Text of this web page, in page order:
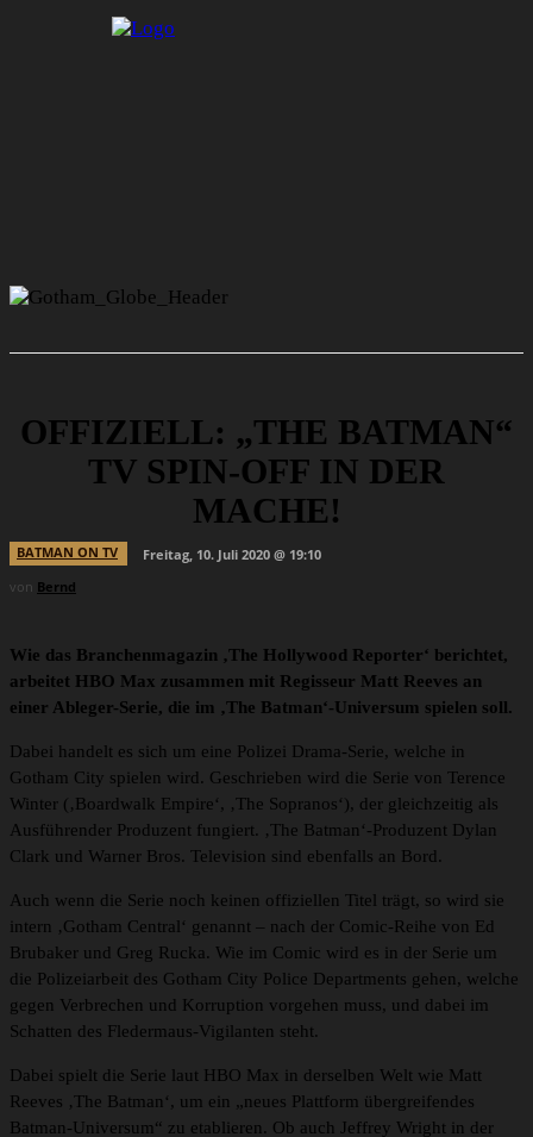
OFFIZIELL: „THE BATMAN“
TV SPIN-OFF IN DER
MACHE!
BATMAN ON TV
Freitag, 10. Juli 2020 @ 19:10
von Bernd
Wie das Branchenmagazin ‚The Hollywood Reporter‘ berichtet,
arbeitet HBO Max zusammen mit Regisseur Matt Reeves an
einer Ableger-Serie, die im ‚The Batman‘-Universum spielen soll.
Dabei handelt es sich um eine Polizei Drama-Serie, welche in
Gotham City spielen wird. Geschrieben wird die Serie von Terence
Winter (‚Boardwalk Empire‘, ‚The Sopranos‘), der gleichzeitig als
Ausführender Produzent fungiert. ‚The Batman‘-Produzent Dylan
Clark und Warner Bros. Television sind ebenfalls an Bord.
Auch wenn die Serie noch keinen offiziellen Titel trägt, so wird sie
intern ‚Gotham Central‘ genannt – nach der Comic-Reihe von Ed
Brubaker und Greg Rucka. Wie im Comic wird es in der Serie um
die Polizeiarbeit des Gotham City Police Departments gehen, welche
gegen Verbrechen und Korruption vorgehen muss, und dabei im
Schatten des Fledermaus-Vigilanten steht.
Dabei spielt die Serie laut HBO Max in derselben Welt wie Matt
Reeves ‚The Batman‘, um ein „neues Plattform übergreifendes
Batman-Universum“ zu etablieren. Ob auch Jeffrey Wright in der